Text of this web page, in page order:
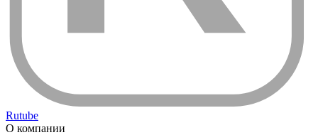
Rutube
О компании